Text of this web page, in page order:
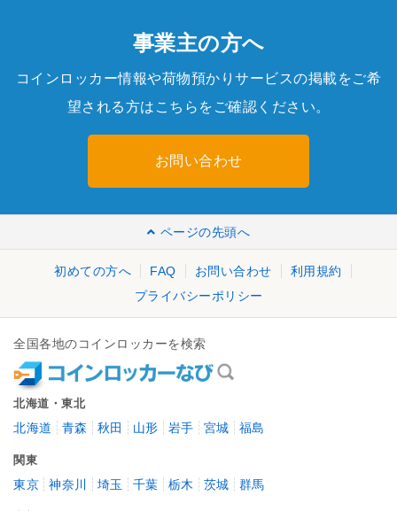
事業主の方へ
コインロッカー情報や荷物預かりサービスの掲載をご希
望される方はこちらをご確認ください。
お問い合わせ
ページの先頭へ
初めての方へ FAQ お問い合わせ
利用規約
プライバシーポリシー
全国各地のコインロッカーを検索
北海道・東北
北海道 青森 秋田 山形 岩手 宮城 福島
関東
東京 神奈川 埼玉 千葉 栃木 茨城 群馬